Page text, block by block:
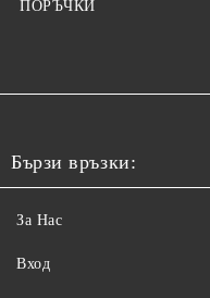
ПОРЪЧКИ
Бързи връзки:
За Нас
Вход